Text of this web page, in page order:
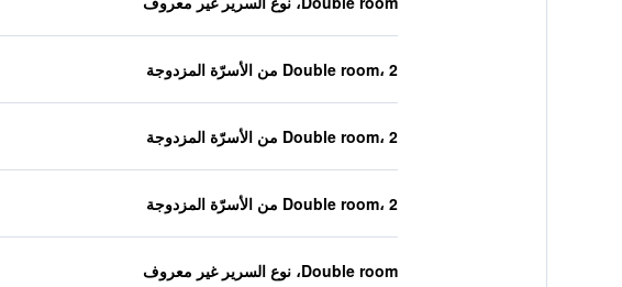
Double room، 2 من الأسرّة المزدوجة
Double room، 2 من الأسرّة المزدوجة
Double room، 2 من الأسرّة المزدوجة
Double room، نوع السرير غير معروف